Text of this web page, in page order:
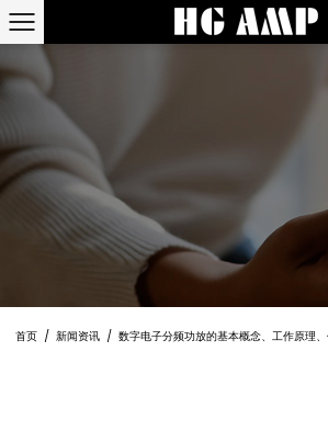
首页 / 新闻资讯 / 数字电子分频功放的基本概念、工作原理